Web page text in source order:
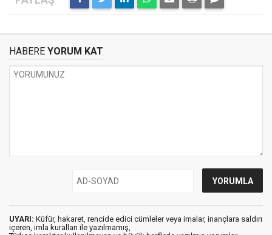
HABERE YORUM KAT
UYARI: Küfür, hakaret, rencide edici cümleler veya imalar, inançlara saldırı
içeren, imla kuralları ile yazılmamış,